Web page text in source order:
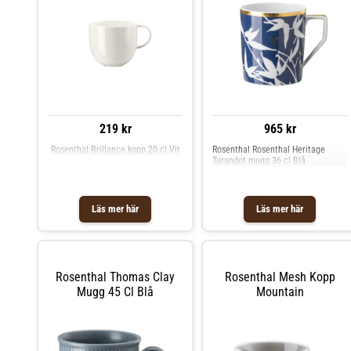
innovativ design. Med ett fokus på
att skapa tidlösa och eleganta
produkter strävar Rosenthal efter
att berika din vardag med exklusiva
219 kr
Läs mer här
Rosenthal Brillance kopp 20 cl Vit
965 kr
Läs mer här
Rosenthal Rosenthal Heritage
Turandot mugg 36 cl Blå
Rosenthal Thomas Clay
Mugg 45 Cl Blå
Rosenthal Mesh Kopp
Mountain